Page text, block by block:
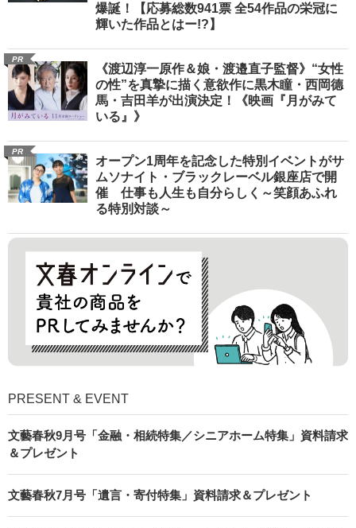
爆誕！【応募総数941票 全54作品の栄冠に
輝いた作品とはー!?】
PR
《渡辺淳一原作＆娘・渡邉直子監督》“女性
の性”を真摯に描く意欲作に黒木瞳・西岡德
馬・吉田羊が出演決定！《映画『月がみて
いる』》
PR
オープン1周年を記念した特別イベントがサ
ムソナイト・ブラックレーベル銀座店で開
催 仕事も人生も自分らしく～笑顔あふれ
る特別対談～
PRESENT & EVENT
文藝春秋9月号「金融・相続特集／シニアホーム特集」資料請求
＆プレゼント
文藝春秋7月号「遺言・寄付特集」資料請求＆プレゼント